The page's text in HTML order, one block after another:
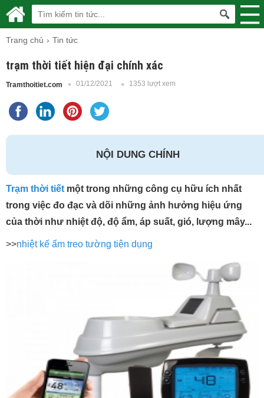
Trang chủ Tin tức
trạm thời tiết hiện đại chính xác
Tramthoitiet.com 01/12/2021 1353 lượt xem
NỘI DUNG CHÍNH
Trạm thời tiết một trong những công cụ hữu ích nhất
trong việc đo đạc và dõi những ảnh hưởng hiệu ứng
của thời như nhiệt độ, độ ẩm, áp suất, gió, lượng mây...
>>nhiệt kế ẩm treo tường tiện dụng